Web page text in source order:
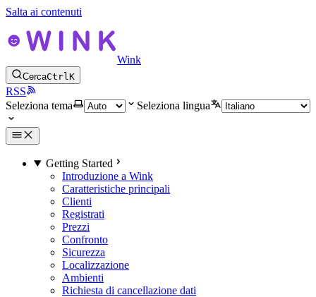
Salta ai contenuti
Wink
CercaCtrlK
RSS
Seleziona tema
Seleziona lingua
Getting Started
Introduzione a Wink
Caratteristiche principali
Clienti
Registrati
Prezzi
Confronto
Sicurezza
Localizzazione
Ambienti
Richiesta di cancellazione dati